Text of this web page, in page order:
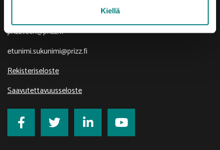
Kiellä
prizztech@prizz.fi
etunimi.sukunimi@prizz.fi
Rekisteriseloste
Saavutettavuusseloste